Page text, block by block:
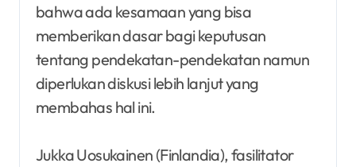
bahwa ada kesamaan yang bisa
memberikan dasar bagi keputusan
tentang pendekatan-pendekatan namun
diperlukan diskusi lebih lanjut yang
membahas hal ini.
Jukka Uosukainen (Finlandia), fasilitator